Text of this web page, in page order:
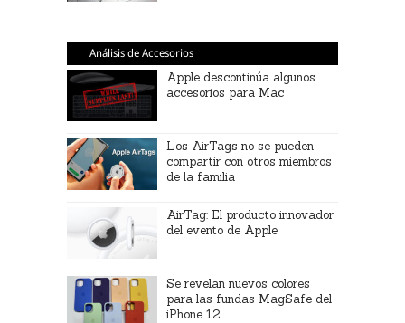
Análisis de Accesorios
Apple descontinúa algunos
accesorios para Mac
Los AirTags no se pueden
compartir con otros miembros
de la familia
AirTag: El producto innovador
del evento de Apple
Se revelan nuevos colores
para las fundas MagSafe del
iPhone 12